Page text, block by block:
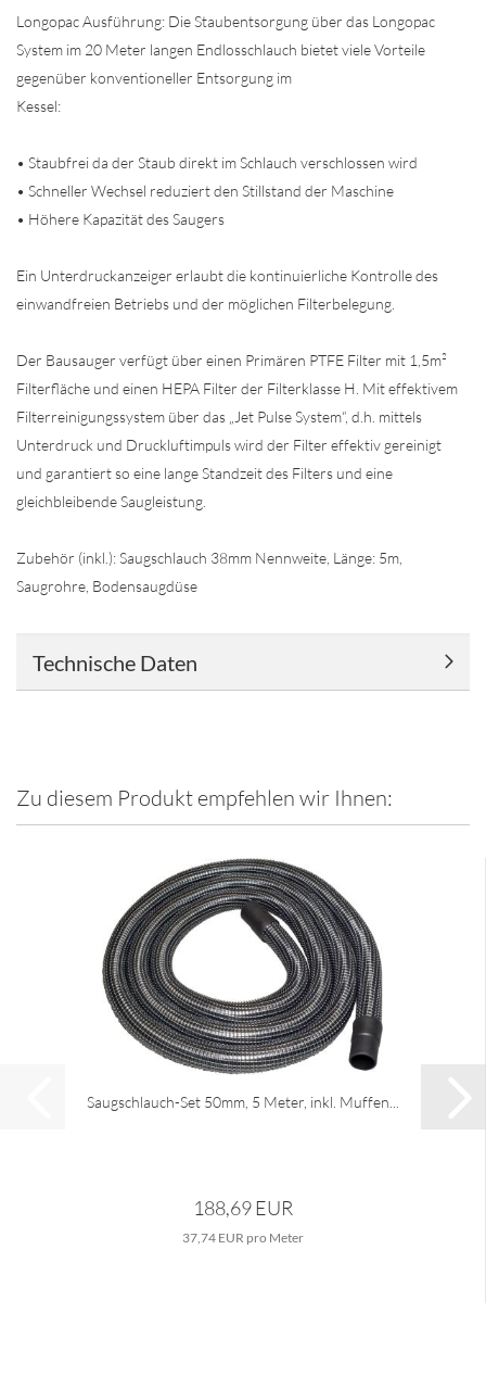
Longopac Ausführung: Die Staubentsorgung über das Longopac
System im 20 Meter langen Endlosschlauch bietet viele Vorteile
gegenüber konventioneller Entsorgung im
Kessel:
• Staubfrei da der Staub direkt im Schlauch verschlossen wird
• Schneller Wechsel reduziert den Stillstand der Maschine
• Höhere Kapazität des Saugers
Ein Unterdruckanzeiger erlaubt die kontinuierliche Kontrolle des
einwandfreien Betriebs und der möglichen Filterbelegung.
Der Bausauger verfügt über einen Primären PTFE Filter mit 1,5m²
Filterfläche und einen HEPA Filter der Filterklasse H. Mit effektivem
Filterreinigungssystem über das „Jet Pulse System“, d.h. mittels
Unterdruck und Druckluftimpuls wird der Filter effektiv gereinigt
und garantiert so eine lange Standzeit des Filters und eine
gleichbleibende Saugleistung.
Zubehör (inkl.): Saugschlauch 38mm Nennweite, Länge: 5m,
Saugrohre, Bodensaugdüse
Technische Daten
Zu diesem Produkt empfehlen wir Ihnen:
Saugschlauch-Set 50mm, 5 Meter, inkl. Muffen...
188,69 EUR
37,74 EUR pro Meter